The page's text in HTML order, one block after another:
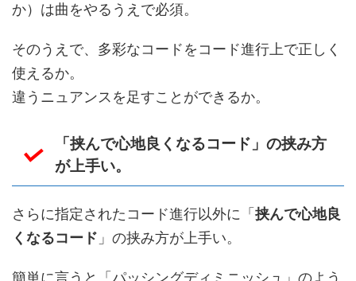
か）は曲をやるうえで必須。
そのうえで、多彩なコードをコード進行上で正しく
使えるか。
違うニュアンスを足すことができるか。
「挟んで心地良くなるコード」の挟み方
が上手い。
さらに指定されたコード進行以外に「 挟んで心地良
くなるコード 」の挟み方が上手い。
簡単に言うと「パッシングディミニッシュ」のよう